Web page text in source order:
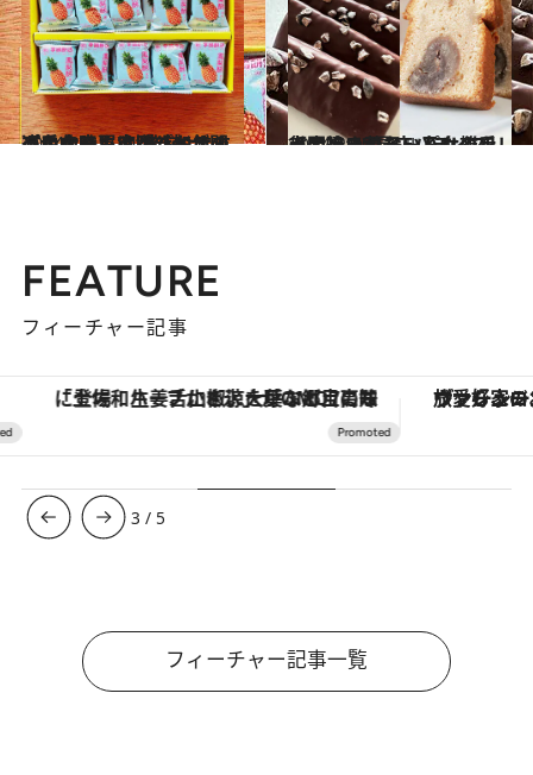
2024.2.9
【台北で買うべきおすすめ手土産】定番パイナップルケーキは“老舗”が間違いなし！ 創業140年のプロの味
ライフスタイル 2024.2.10
【間違いのないパリの手土産】1ツ星店パティスリーの焼き菓子、乙女心をくすぐるキュートな雑貨…
ライフスタイル
FEATURE
フィーチャー記事
「土佐和ハーブかき氷」がOMO7高知に登場！生姜、山椒、大葉など目にも舌にも涼を呼ぶ郷土の味 ヴァシュロン・コンスタンタ
3 / 5
フィーチャー記事一覧